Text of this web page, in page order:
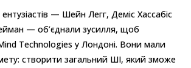
— Шейн Легг, Деміс Хассабіс
— об’єднали зусилля, щоб
Technologies у Лондоні. Вони мали
створити загальний ШІ, який зможе